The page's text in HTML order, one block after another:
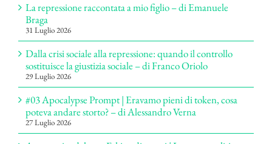
La repressione raccontata a mio figlio – di Emanuele
Braga
31 Luglio 2026
Dalla crisi sociale alla repressione: quando il controllo
sostituisce la giustizia sociale – di Franco Oriolo
29 Luglio 2026
#03 Apocalypse Prompt | Eravamo pieni di token, cosa
poteva andare storto? – di Alessandro Verna
27 Luglio 2026